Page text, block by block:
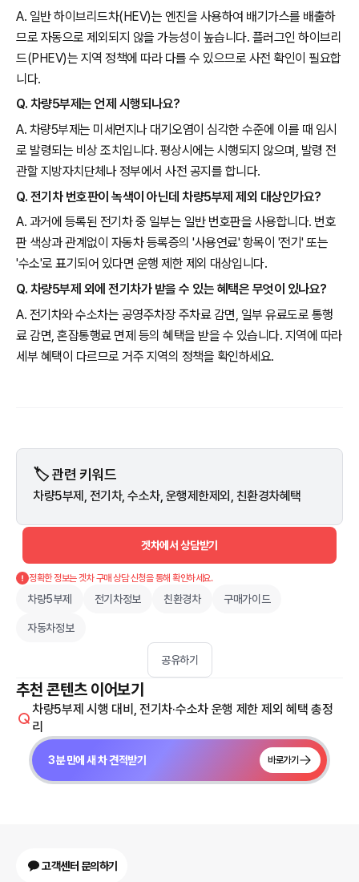
A. 일반 하이브리드차(HEV)는 엔진을 사용하여 배기가스를 배출하
므로 자동으로 제외되지 않을 가능성이 높습니다. 플러그인 하이브리
드(PHEV)는 지역 정책에 따라 다를 수 있으므로 사전 확인이 필요합
니다.
Q. 차량5부제는 언제 시행되나요?
A. 차량5부제는 미세먼지나 대기오염이 심각한 수준에 이를 때 임시
로 발령되는 비상 조치입니다. 평상시에는 시행되지 않으며, 발령 전
관할 지방자치단체나 정부에서 사전 공지를 합니다.
Q. 전기차 번호판이 녹색이 아닌데 차량5부제 제외 대상인가요?
A. 과거에 등록된 전기차 중 일부는 일반 번호판을 사용합니다. 번호
판 색상과 관계없이 자동차 등록증의 '사용연료' 항목이 '전기' 또는
'수소'로 표기되어 있다면 운행 제한 제외 대상입니다.
Q. 차량5부제 외에 전기차가 받을 수 있는 혜택은 무엇이 있나요?
A. 전기차와 수소차는 공영주차장 주차료 감면, 일부 유료도로 통행
료 감면, 혼잡통행료 면제 등의 혜택을 받을 수 있습니다. 지역에 따라
세부 혜택이 다르므로 거주 지역의 정책을 확인하세요.
🏷️ 관련 키워드
차량5부제, 전기차, 수소차, 운행제한제외, 친환경차혜택
겟차에서 상담받기
정확한 정보는 겟차 구매 상담 신청을 통해 확인하세요.
차량5부제 전기차정보 친환경차 구매가이드
자동차정보
공유하기
추천 콘텐츠 이어보기
차량5부제 시행 대비, 전기차·수소차 운행 제한 제외 혜택 총정
리
3분 만에 새 차 견적받기 바로가기
고객센터 문의하기